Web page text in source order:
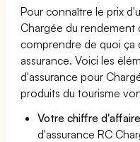
Pour connaître le prix
Chargée du rendement
comprendre de quoi ça
assurance. Voici les
d'assurance pour
produits du tourisme
Votre chiffre
d'assurance RC